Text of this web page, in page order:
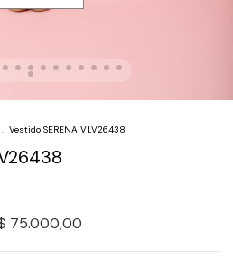
. Vestido SERENA VLV26438
75.000,00